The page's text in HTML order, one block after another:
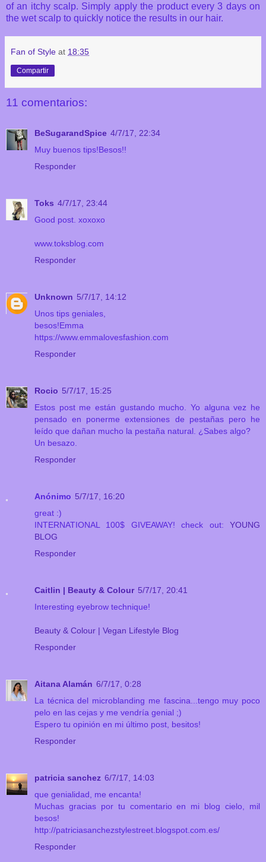
of an itchy scalp. Simply apply the product every 3 days on
the wet scalp to quickly notice the results in our hair.
Fan of Style at 18:35
Compartir
11 comentarios:
BeSugarandSpice 4/7/17, 22:34
Muy buenos tips!Besos!!
Responder
Toks 4/7/17, 23:44
Good post. xoxoxo
www.toksblog.com
Responder
Unknown 5/7/17, 14:12
Unos tips geniales,
besos!Emma
https://www.emmalovesfashion.com
Responder
Rocio 5/7/17, 15:25
Estos post me están gustando mucho. Yo alguna vez he
pensado en ponerme extensiones de pestañas pero he
leído que dañan mucho la pestaña natural. ¿Sabes algo?
Un besazo.
Responder
Anónimo 5/7/17, 16:20
great :)
INTERNATIONAL 100$ GIVEAWAY! check out: YOUNG
BLOG
Responder
Caitlin | Beauty & Colour 5/7/17, 20:41
Interesting eyebrow technique!
Beauty & Colour | Vegan Lifestyle Blog
Responder
Aitana Alamán 6/7/17, 0:28
La técnica del microblanding me fascina...tengo muy poco
pelo en las cejas y me vendría genial ;)
Espero tu opinión en mi último post, besitos!
Responder
patricia sanchez 6/7/17, 14:03
que genialidad, me encanta!
Muchas gracias por tu comentario en mi blog cielo, mil
besos!
http://patriciasanchezstylestreet.blogspot.com.es/
Responder